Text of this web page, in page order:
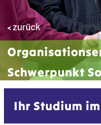
< zurück
Schwerpunkt
Ihr Studium